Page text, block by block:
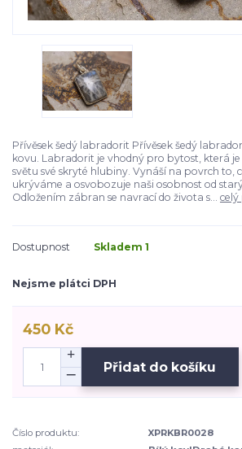
Přívěsek šedý labradorit Přívěsek šedý
kovu. Labradorit je vhodný pro bytost, která
světu své skryté hlubiny. Vynáší na povrch to,
ukrýváme a osvobozuje naši osobnost od
Odložením zábran se navrací do života s... celý
Dostupnost Skladem 1
Nejsme plátci DPH
450 Kč
Přidat do košíku
Číslo produktu:
XPRKBR0028